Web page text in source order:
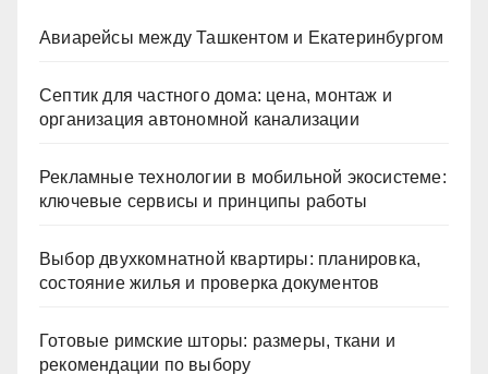
Авиарейсы между Ташкентом и Екатеринбургом
Септик для частного дома: цена, монтаж и
организация автономной канализации
Рекламные технологии в мобильной экосистеме:
ключевые сервисы и принципы работы
Выбор двухкомнатной квартиры: планировка,
состояние жилья и проверка документов
Готовые римские шторы: размеры, ткани и
рекомендации по выбору